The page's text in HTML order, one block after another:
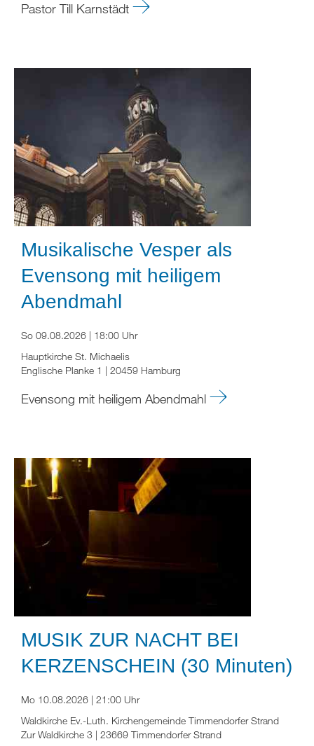
Pastor Till Karnstädt
Musikalische Vesper als
Evensong mit heiligem
Abendmahl
So 09.08.2026 | 18:00 Uhr
Hauptkirche St. Michaelis
Englische Planke 1 | 20459 Hamburg
Evensong mit heiligem Abendmahl
MUSIK ZUR NACHT BEI
KERZENSCHEIN (30 Minuten)
Mo 10.08.2026 | 21:00 Uhr
Waldkirche Ev.-Luth. Kirchengemeinde Timmendorfer Strand
Zur Waldkirche 3 | 23669 Timmendorfer Strand